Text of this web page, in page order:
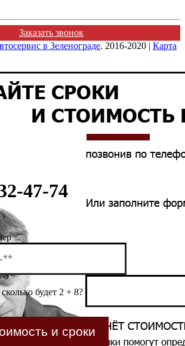
Заказать звонок
в Зеленограде. 2016-2020 | Карта
47-74
будет 2 + 8?